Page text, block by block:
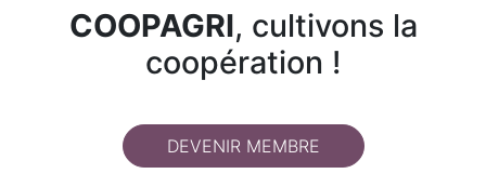
COOPAGRI, cultivons la
coopération !
DEVENIR MEMBRE